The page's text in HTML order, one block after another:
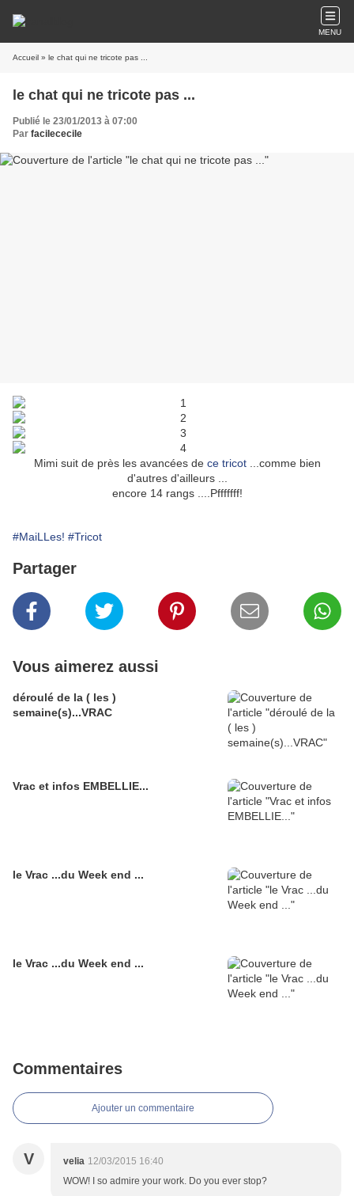
MENU
Accueil » le chat qui ne tricote pas ...
le chat qui ne tricote pas ...
Publié le 23/01/2013 à 07:00
Par facilececile
Mimi suit de près les avancées de ce tricot...comme bien
d'autres d'ailleurs ...
encore 14 rangs ....Pfffffff!
#MaiLLes! #Tricot
Partager
Vous aimerez aussi
déroulé de la ( les )
semaine(s)...VRAC
Vrac et infos EMBELLIE...
le Vrac ...du Week end ...
le Vrac ...du Week end ...
Commentaires
Ajouter un commentaire
V velia 12/03/2015 16:40
WOW! I so admire your work. Do you ever stop?